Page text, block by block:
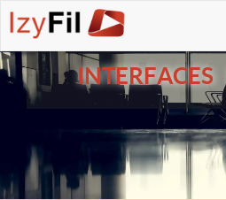
INTERFACES